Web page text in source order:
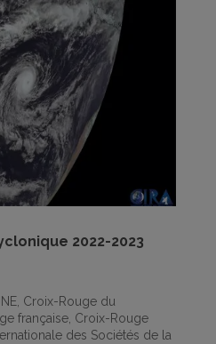
2022-2023
, Croix-Rouge du
française, Croix-Rouge
des Sociétés de la